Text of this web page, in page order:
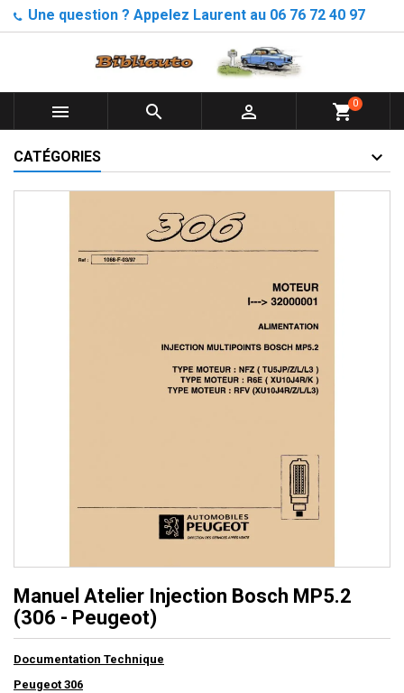
Une question ? Appelez Laurent au 06 76 72 40 97
   shopping_cart0
CATÉGORIES
Manuel Atelier Injection Bosch MP5.2
(306 - Peugeot)
Documentation Technique
Peugeot 306